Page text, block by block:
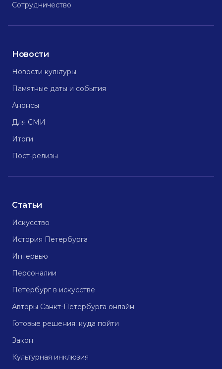
Сотрудничество
Новости
Новости культуры
Памятные даты и события
Анонсы
Для СМИ
Итоги
Пост-релизы
Статьи
Искусство
История Петербурга
Интервью
Персоналии
Петербург в искусстве
Авторы Санкт-Петербурга онлайн
Готовые решения: куда пойти
Закон
Культурная инклюзия